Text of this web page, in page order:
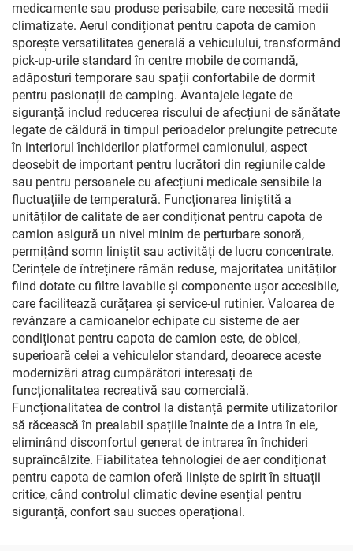
medicamente sau produse perisabile, care necesită medii
climatizate. Aerul condiționat pentru capota de camion
sporește versatilitatea generală a vehiculului, transformând
pick-up-urile standard în centre mobile de comandă,
adăposturi temporare sau spații confortabile de dormit
pentru pasionații de camping. Avantajele legate de
siguranță includ reducerea riscului de afecțiuni de sănătate
legate de căldură în timpul perioadelor prelungite petrecute
în interiorul închiderilor platformei camionului, aspect
deosebit de important pentru lucrători din regiunile calde
sau pentru persoanele cu afecțiuni medicale sensibile la
fluctuațiile de temperatură. Funcționarea liniștită a
unităților de calitate de aer condiționat pentru capota de
camion asigură un nivel minim de perturbare sonoră,
permițând somn liniștit sau activități de lucru concentrate.
Cerințele de întreținere rămân reduse, majoritatea unităților
fiind dotate cu filtre lavabile și componente ușor accesibile,
care facilitează curățarea și service-ul rutinier. Valoarea de
revânzare a camioanelor echipate cu sisteme de aer
condiționat pentru capota de camion este, de obicei,
superioară celei a vehiculelor standard, deoarece aceste
modernizări atrag cumpărători interesați de
funcționalitatea recreativă sau comercială.
Funcționalitatea de control la distanță permite utilizatorilor
să răcească în prealabil spațiile înainte de a intra în ele,
eliminând disconfortul generat de intrarea în închideri
supraîncălzite. Fiabilitatea tehnologiei de aer condiționat
pentru capota de camion oferă liniște de spirit în situații
critice, când controlul climatic devine esențial pentru
siguranță, confort sau succes operațional.